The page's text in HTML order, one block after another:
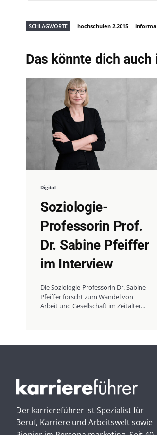
SCHLAGWORTE hochschulen 2.2015
Das könnte dich
Digital
Soziologie-
Professorin Prof.
Dr. Sabine Pfeiffer
im Interview
Die Soziologie-Professorin Dr. Sabine
Pfeiffer forscht zum Wandel von
Arbeit und Gesellschaft im Zeitalter...
Der karriereführer ist Spezialist für
Beruf, Karriere und Arbeitswelt sowie